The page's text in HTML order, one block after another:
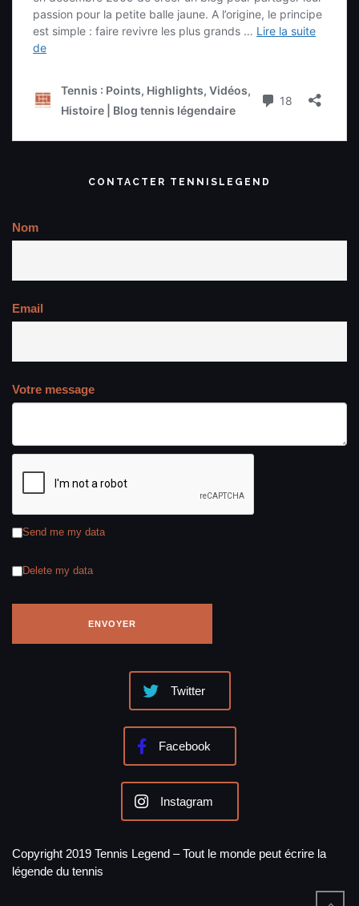
CONTACTER TENNISLEGEND
Nom
Email
Votre message
Send me my data
Delete my data
Twitter
Facebook
Instagram
Copyright 2019 Tennis Legend – Tout le monde peut écrire la
légende du tennis